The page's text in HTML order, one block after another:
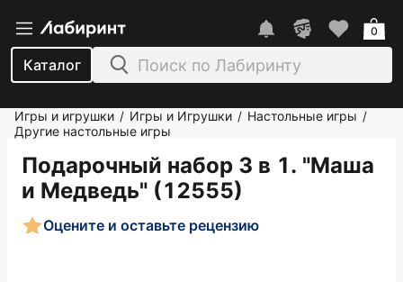
Каталог
0
Игры и игрушки / Игры и Игрушки / Настольные игры /
Другие настольные игры
Подарочный набор 3 в 1. "Маша
и Медведь" (12555)
Оцените и оставьте рецензию